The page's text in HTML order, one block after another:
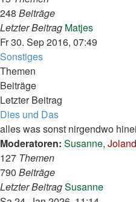
248 Beiträge
Letzter Beitrag MatjesNeuester
Beitrag
Fr 30. Sep 2016, 07:49
Sonstiges
Themen
Beiträge
Letzter Beitrag
Dies und Das
alles was sonst nirgendwo
Moderatoren: Susanne,
127 Themen
790 Beiträge
Letzter BeitragSusanneNeuester